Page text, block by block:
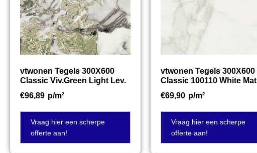
vtwonen Tegels 300X600
Classic Viv.Green Light Lev.
€96,89 p/m²
Vraag hier een scherpe
offerte aan!
vtwonen Tegels 300X600
Classic 100110 White Mat
€69,90 p/m²
Vraag hier een scherpe
offerte aan!